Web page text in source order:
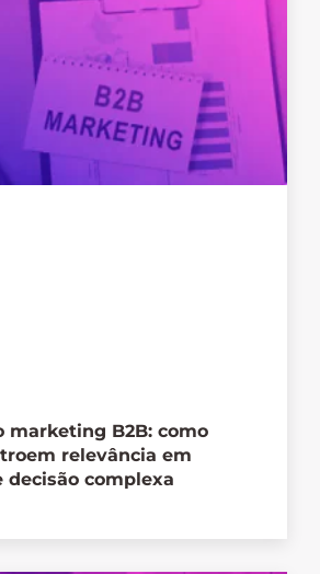
marketing B2B: como
relevância em
decisão complexa